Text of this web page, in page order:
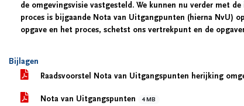
de omgevingsvisie vastgesteld. We kunnen nu verder met
proces is bijgaande Nota van Uitgangpunten (hierna NvU)
opgave en het proces, schetst ons vertrekpunt en de
Bijlagen
Raadsvoorstel Nota van Uitgangspunten herijking
Nota van Uitgangspunten 4 MB